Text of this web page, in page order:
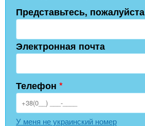
Представьтесь, пожалуйста
Электронная почта
Телефон *
У меня не украинский номер